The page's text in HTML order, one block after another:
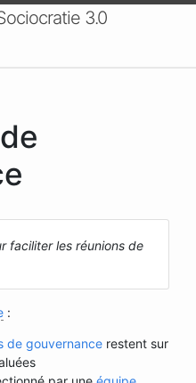
3.0
faciliter les réunions de
:
de gouvernance restent sur